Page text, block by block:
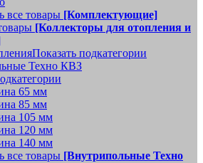
все товары [Комплектующие]
[Коллекторы для отопления и
Показать подкатегории
Техно КВЗ
65 мм
85 мм
105 мм
120 мм
140 мм
все товары [Внутрипольные Техно